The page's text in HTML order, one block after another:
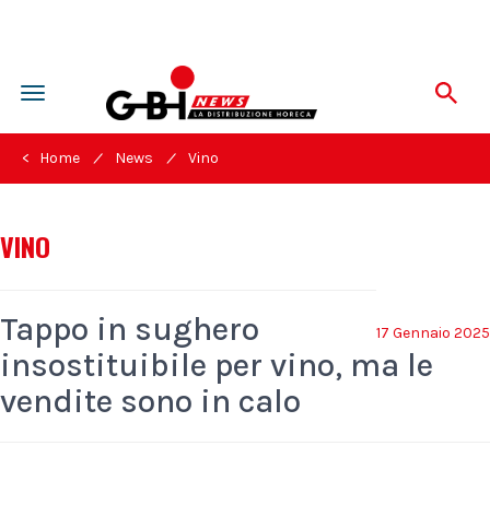
Toggle
navigation
< Home / News / Vino
VINO
17 Gennaio 2025
Tappo in sughero
insostituibile per vino, ma le
vendite sono in calo